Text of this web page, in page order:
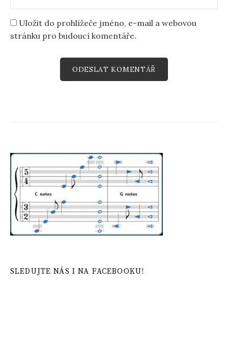
Uložit do prohlížeče jméno, e-mail a webovou
stránku pro budoucí komentáře.
SLEDUJTE NÁS I NA FACEBOOKU!